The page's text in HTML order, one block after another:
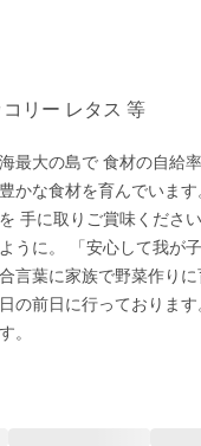
リー レタス 等
最大の島で 食材の自給
かな食材を育んでいま
手に取りご賞味くださ
うに。 「安心して我が
言葉に家族で野菜作り
の前日に行っております
。